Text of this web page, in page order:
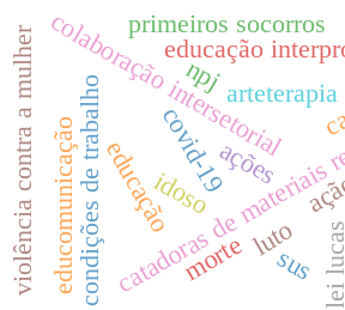
catadoras de
condições de trabalho
colaboração intersetorial
educação
covid-19
idoso
educação
morteluto
npjarteterapia
lei lucas
primeiros socorros
violência contra a mulhereducomunicação ações
sus